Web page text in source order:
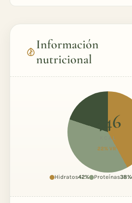
Información
nutricional
446
KCAL
22% VR*
Hidratos42% Proteínas38%